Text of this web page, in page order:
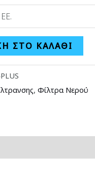
ΣΤΟ ΚΑΛΆΘΙ
,Φίλτρα Νερού